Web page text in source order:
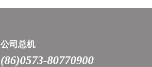
公司总机
(86)0573-80770900